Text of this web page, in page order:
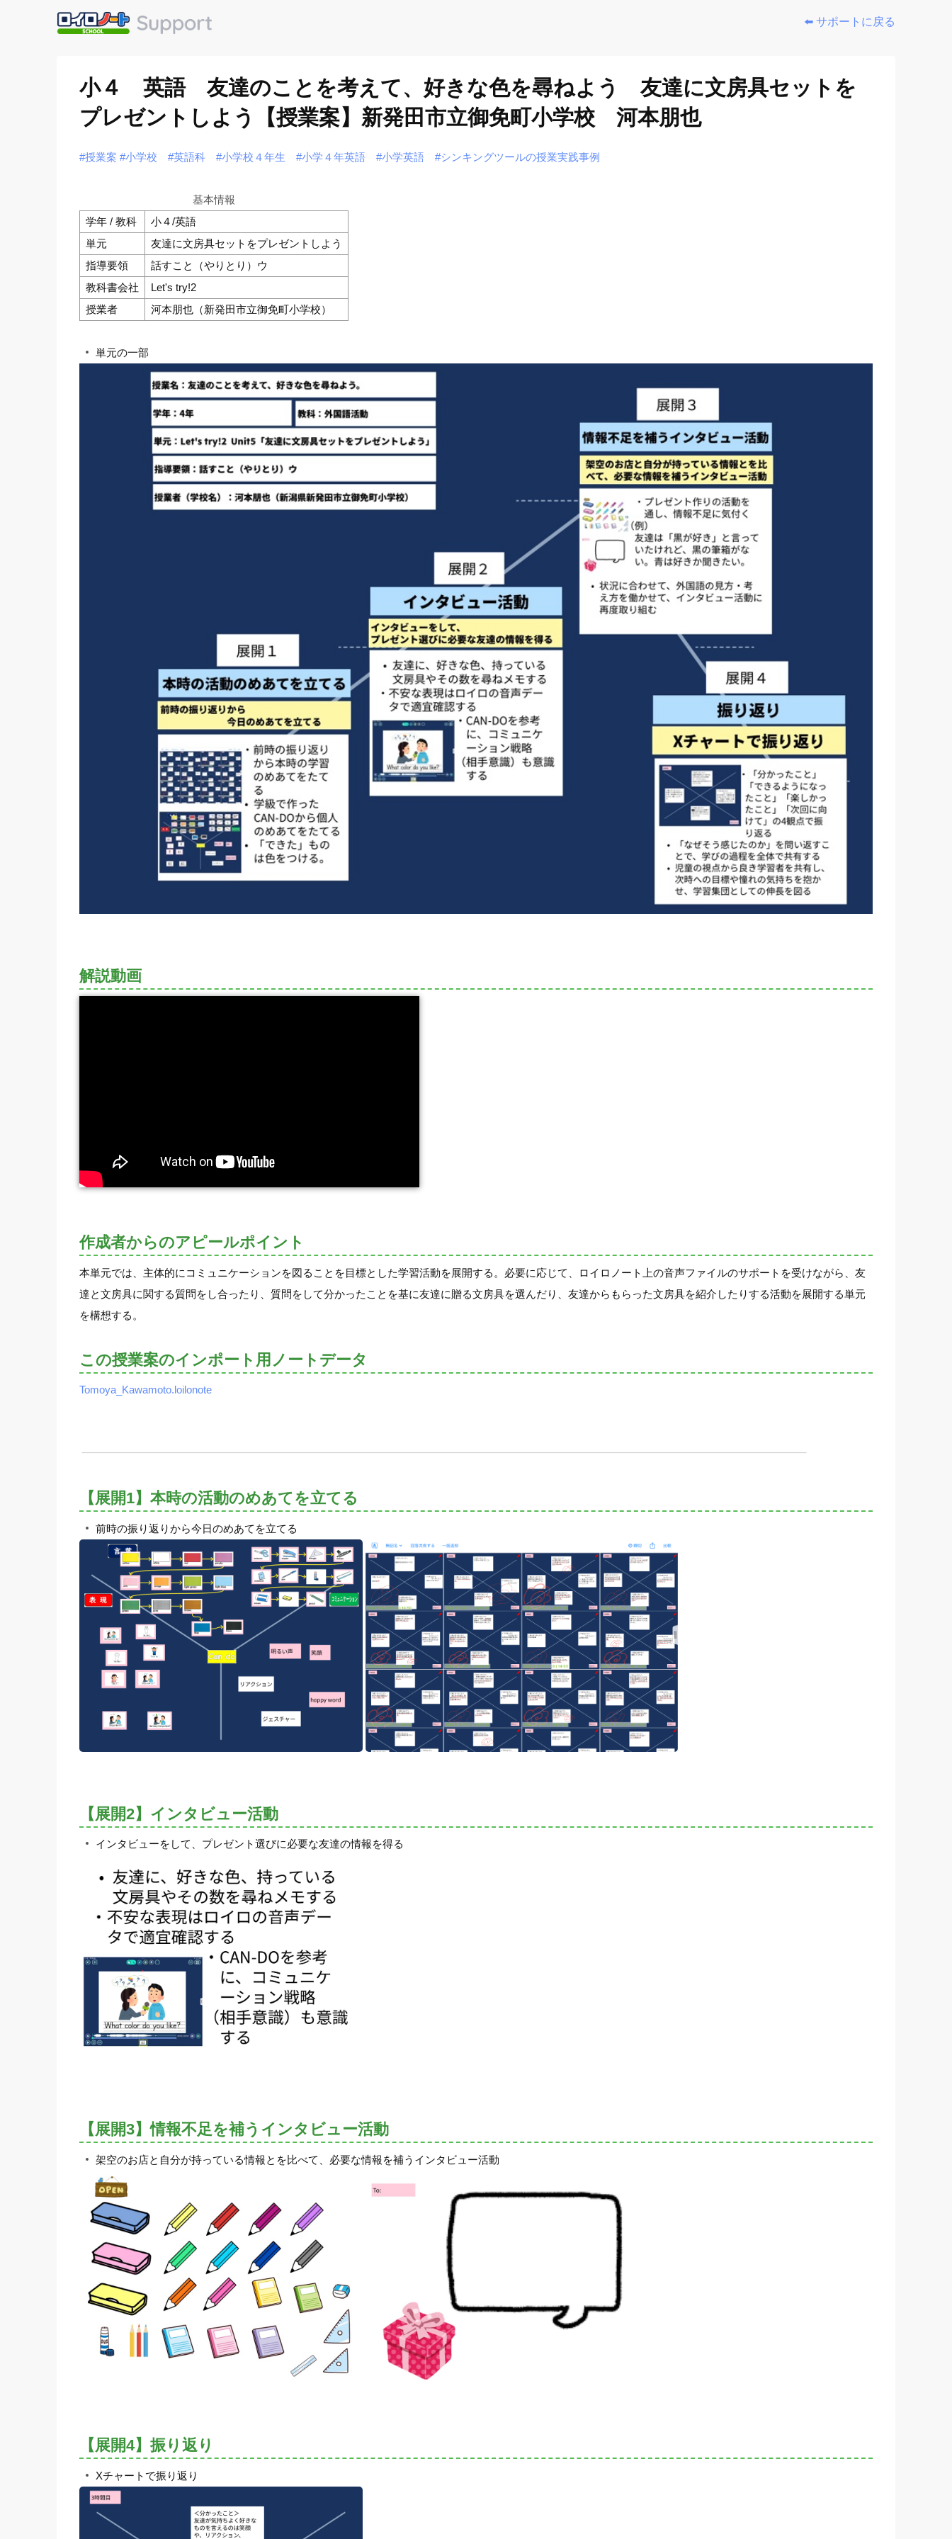
⬅️ サポートに戻る
小４ 英語 友達のことを考えて、好きな色を尋ねよう 友達に文房具セットを
プレゼントしよう【授業案】新発田市立御免町小学校 河本朋也
#授業案 #小学校 #英語科 #小学校４年生 #小学４年英語 #小学英語 #シンキングツールの授業実践事例
基本情報
学年 / 教科
小４/英語
単元
友達に文房具セットをプレゼントしよう
指導要領
話すこと（やりとり）ウ
教科書会社
Let's try!2
授業者
河本朋也（新発田市立御免町小学校）
単元の一部
解説動画
作成者からのアピールポイント
本単元では、主体的にコミュニケーションを図ることを目標とした学習活動を展開する。必要に応じて、ロイロノート上の音声ファイルのサポートを受けながら、友
達と文房具に関する質問をし合ったり、質問をして分かったことを基に友達に贈る文房具を選んだり、友達からもらった文房具を紹介したりする活動を展開する単元
を構想する。
この授業案のインポート用ノートデータ
Tomoya_Kawamoto.loilonote
【展開1】本時の活動のめあてを立てる
前時の振り返りから今日のめあてを立てる
【展開2】インタビュー活動
インタビューをして、プレゼント選びに必要な友達の情報を得る
【展開3】情報不足を補うインタビュー活動
架空のお店と自分が持っている情報とを比べて、必要な情報を補うインタビュー活動
【展開4】振り返り
Xチャートで振り返り